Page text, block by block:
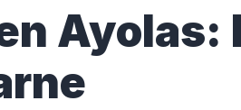
Ayolas: